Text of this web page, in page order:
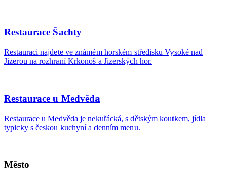
Restaurace Šachty
Restauraci najdete ve známém horském středisku Vysoké nad
Jizerou na rozhraní Krkonoš a Jizerských hor.
Restaurace u Medvěda
Restaurace u Medvěda je nekuřácká, s dětským koutkem, jídla
typicky s českou kuchyní a denním menu.
Město